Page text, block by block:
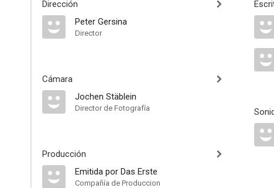
Dirección
Peter Gersina
Director
Cámara
Jochen Stäblein
Director de Fotografía
Producción
Emitida por Das Erste
Compañía de Produccion